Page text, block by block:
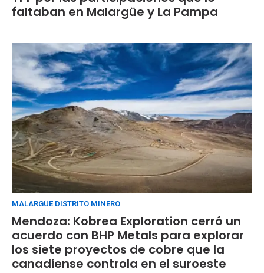
faltaban en Malargüe y La Pampa
MALARGÜE DISTRITO MINERO
Mendoza: Kobrea Exploration cerró un
acuerdo con BHP Metals para explorar
los siete proyectos de cobre que la
canadiense controla en el suroeste